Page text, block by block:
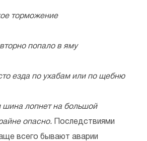
торможение
попало в яму
езда по ухабам или по щебню
шина лопнет на большой
опасно. Последствиями
всего бывают аварии